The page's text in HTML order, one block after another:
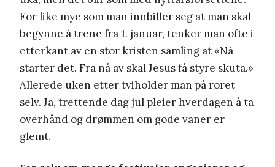
For like mye som man innbiller seg at man skal
begynne å trene fra 1. januar, tenker man ofte i
etterkant av en stor kristen samling at «Nå
starter det. Fra nå av skal Jesus få styre skuta.»
Allerede uken etter tviholder man på roret
selv. Ja, trettende dag jul pleier hverdagen å ta
overhånd og drømmen om gode vaner er
glemt.